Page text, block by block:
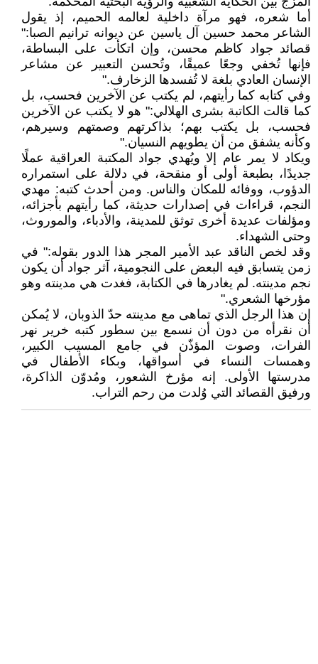
أما شعره، فهو مرآة داخلية لعالمه الحميم، إذ يقول
الشاعر محمد حسين آل ياسين عن ديوانه ترانيم الصبا:"
قصائد جواد كاظم محسن، وإن اتكأت على البساطة،
فإنها تُخفي وجعًا عميقًا، وتُحسن التعبير عن مشاعر
الإنسان العادي بلغة لا تُفسدها الزخارف."
وفي كتابه كما رأيتهم، لم يكتب عن الآخرين فحسب، بل
كما قالت الكاتبة بشرى الهلالي:" هو لا يكتب عن الآخرين
فحسب، بل يكتب بهم؛ بذاكرتهم وصمتهم وسيرهم،
وكأنه يشفق من أن يطويهم النسيان."
ويكاد لا يمر عام إلا ويُهدي جواد المكتبة العراقية عملًا
جديدًا، بطبعة أولى أو منقحة، في دلالة على استمراره
الدؤوب، ووفائه للمكان والناس. ومن أحدث كتبه: مهدي
النجم، قراءات في إصدارات حديثة، كما رأيتهم بأجزائه،
ومؤلفات عديدة أخرى توثق للمدينة، والأدباء، والموروث،
وحتى الشهداء.
وقد لخص الناقد عبد الأمير المجر هذا الدور بقوله:" في
زمن يتسابق فيه البعض على النجومية، آثر جواد أن يكون
نجم مدينته. لم يغادرها في الكتابة، فغدت هي مدينته وهو
مؤرخها الشعري."
إن هذا الرجل الذي تماهى مع مدينته حدّ الذوبان، لا يُمكن
أن نقرأه من دون أن نسمع بين سطور كتبه خرير نهر
الفرات، وصوت المؤذّن في جامع المسيب الكبير،
وهمسات النساء في أسواقها، وبكاء الأطفال في
مدرستها الأولى. إنه مؤرخ الشعور، ومُدوّن الذاكرة،
ورفيق القصائد التي وُلدت من رحم التراب.